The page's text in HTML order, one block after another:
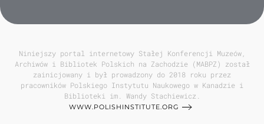
Niniejszy portal internetowy Stałej Konferencji Muzeów,
Archiwów i Bibliotek Polskich na Zachodzie (MABPZ) został
zainicjowany i był prowadzony do 2018 roku przez
pracowników Polskiego Instytutu Naukowego w Kanadzie i
Biblioteki im. Wandy Stachiewicz.
WWW.POLISHINSTITUTE.ORG